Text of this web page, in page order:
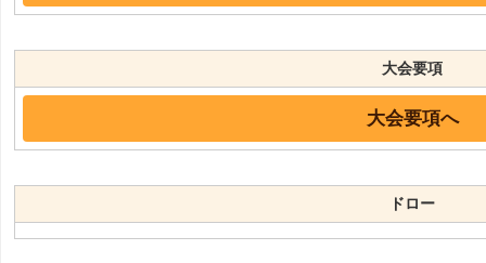
大会要項
大会要項へ
ドロー